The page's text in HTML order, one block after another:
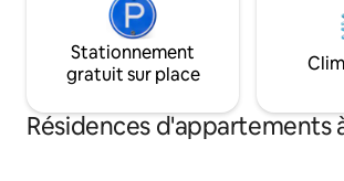
Stationnement
gratuit sur place
Résidences d'appartements